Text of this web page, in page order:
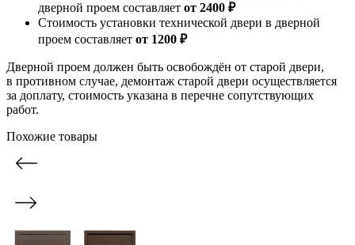
дверной проем составляет от 2400 ₽
Стоимость установки технической двери в дверной
проем составляет от 1200 ₽
Дверной проем должен быть освобождён от старой двери,
в противном случае, демонтаж старой двери осуществляется
за доплату, стоимость указана в перечне сопутствующих
работ.
Похожие товары